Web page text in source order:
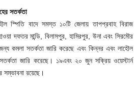
সতর্কতা
স্পিতি বাদে সমস্ত ১০টি জেলায় তাপপ্রবাহ বিরাজ
দফতর মান্ডি, বিলাসপুর, হামিরপুর, উনা এবং সিরমৌর
কমলা সতর্কতা জারি করেছে এবং কিন্নর এবং লাহৌল
জারি করেছে। ১৯এবং ২০ জুন সক্রিয় ওয়েস্টার্ন
সম্ভাবনা রয়েছে।